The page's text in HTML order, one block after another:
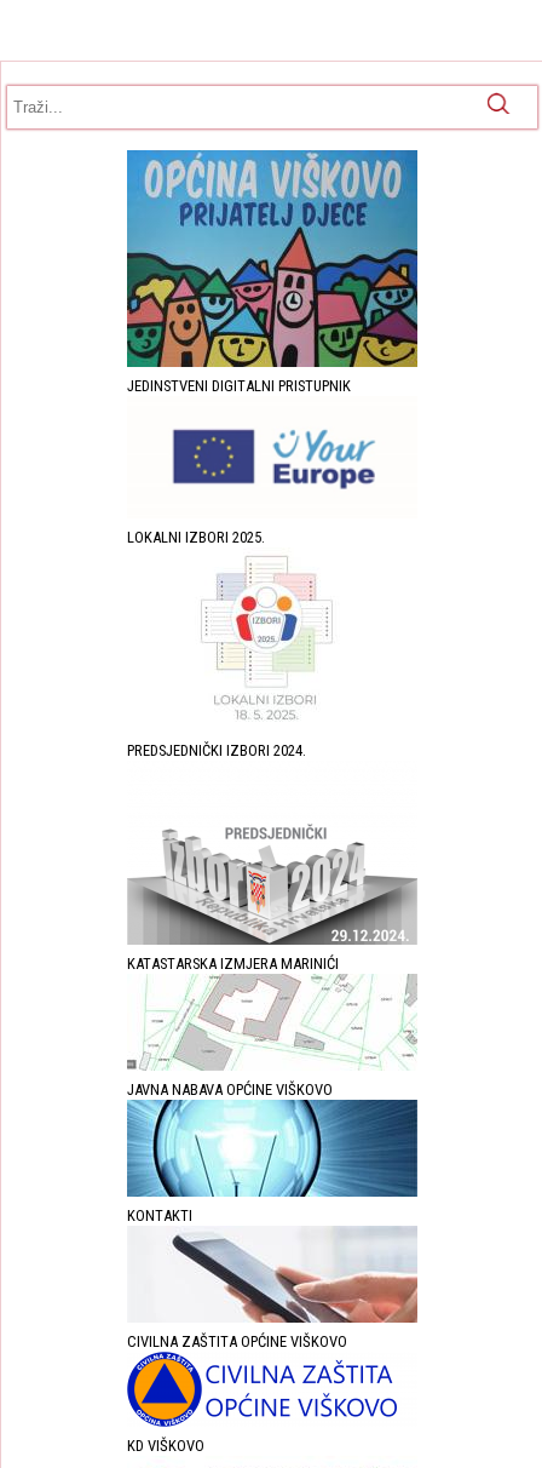
JEDINSTVENI DIGITALNI PRISTUPNIK
LOKALNI IZBORI 2025.
PREDSJEDNIČKI IZBORI 2024.
KATASTARSKA IZMJERA MARINIĆI
JAVNA NABAVA OPĆINE VIŠKOVO
KONTAKTI
CIVILNA ZAŠTITA OPĆINE VIŠKOVO
KD VIŠKOVO